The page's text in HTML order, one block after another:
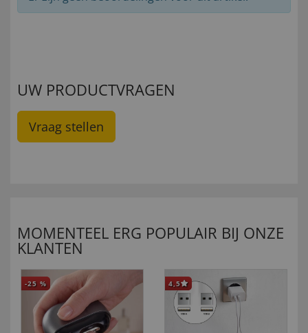
UW PRODUCTVRAGEN
Vraag stellen
MOMENTEEL ERG POPULAIR BIJ ONZE
KLANTEN
-25 % 4,5